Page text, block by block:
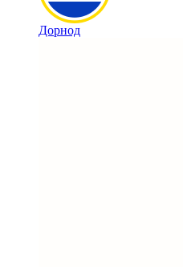
Дорнод